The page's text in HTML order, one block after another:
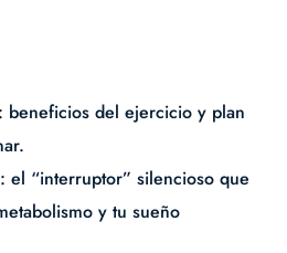
beneficios del ejercicio y plan
el “interruptor” silencioso que
y tu sueño